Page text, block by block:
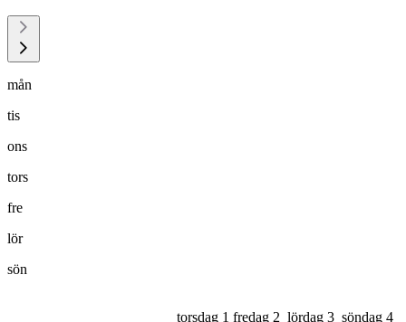
mån
tis
ons
tors
fre
lör
sön
torsdag 1 fredag 2 lördag 3 söndag 4